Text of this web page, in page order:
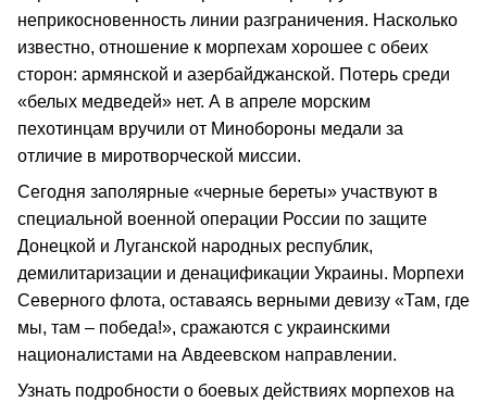
неприкосновенность линии разграничения. Насколько
известно, отношение к морпехам хорошее с обеих
сторон: армянской и азербайджанской. Потерь среди
«белых медведей» нет. А в апреле морским
пехотинцам вручили от Минобороны медали за
отличие в миротворческой миссии.
Сегодня заполярные «черные береты» участвуют в
специальной военной операции России по защите
Донецкой и Луганской народных республик,
демилитаризации и денацификации Украины. Морпехи
Северного флота, оставаясь верными девизу «Там, где
мы, там – победа!», сражаются с украинскими
националистами на Авдеевском направлении.
Узнать подробности о боевых действиях морпехов на